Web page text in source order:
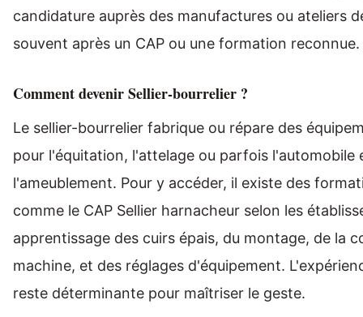
candidature auprès des manufactures ou ateliers
souvent après un CAP ou une formation reconnue.
Comment devenir Sellier-bourrelier ?
Le sellier-bourrelier fabrique ou répare des
pour l'équitation, l'attelage ou parfois l'automobile
l'ameublement. Pour y accéder, il existe des
comme le CAP Sellier harnacheur selon les
apprentissage des cuirs épais, du montage, de la
machine, et des réglages d'équipement.
reste déterminante pour maîtriser le geste.